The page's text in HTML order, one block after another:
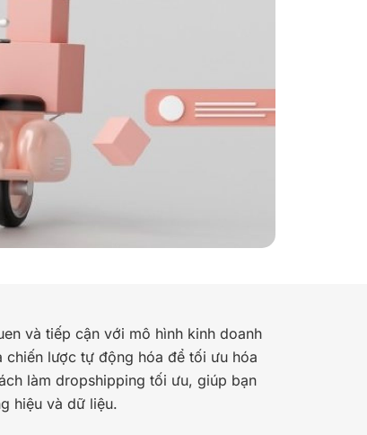
và tiếp cận với mô hình kinh doanh
lược tự động hóa để tối ưu hóa
làm dropshipping tối ưu, giúp bạn
hiệu và dữ liệu.